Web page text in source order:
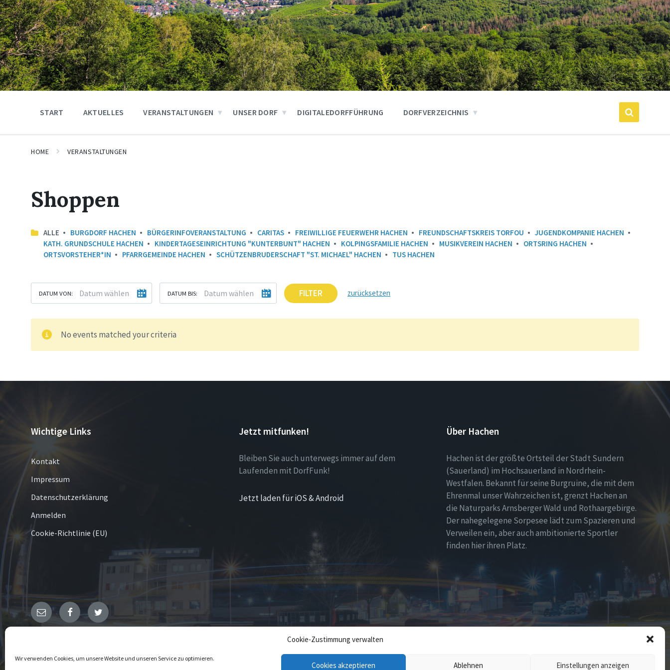
Cookie-Zustimmung verwalten
Wir verwenden Cookies, um unsere Website und unseren Service zu optimieren.
Cookies akzeptieren Ablehnen Einstellungen anzeigen
START AKTUELLES VERANSTALTUNGEN UNSER DORF DIGITALEDORFFÜHRUNG DORFVERZEICHNIS
HOME VERANSTALTUNGEN
Shoppen
ALLE BURGDORF HACHEN BÜRGERINFOVERANSTALTUNG CARITAS FREIWILLIGE FEUERWEHR HACHEN FREUNDSCHAFTSKREIS TORFOU
JUGENDKOMPANIE HACHEN
KATH. GRUNDSCHULE HACHEN
KINDERTAGESEINRICHTUNG "KUNTERBUNT" HACHEN KOLPINGSFAMILIE HACHEN MUSIKVEREIN HACHEN
ORTSRING HACHEN
ORTSVORSTEHER*IN
PFARRGEMEINDE HACHEN SCHÜTZENBRUDERSCHAFT "ST. MICHAEL" HACHEN TUS HACHEN
DATUM VON: DATUM BIS: FILTER zurücksetzen
No events matched your criteria
Wichtige Links
Kontakt
Impressum
Datenschutzerklärung
Anmelden
Cookie-Richtlinie (EU)
Jetzt mitfunken!
Bleiben Sie auch unterwegs immer auf dem
Laufenden mit DorfFunk!
Jetzt laden für iOS & Android
Über Hachen
Hachen ist der größte Ortsteil der Stadt Sundern
(Sauerland) im Hochsauerland in Nordrhein-
Westfalen. Bekannt für seine Burgruine, die mit dem
Ehrenmal unser Wahrzeichen ist, grenzt Hachen an
die Naturparks Arnsberger Wald und Rothaargebirge.
Der nahegelegene Sorpesee lädt zum Spazieren und
Verweilen ein, aber auch ambitionierte Sportler
finden hier ihren Platz.
E- FacebookTwitter